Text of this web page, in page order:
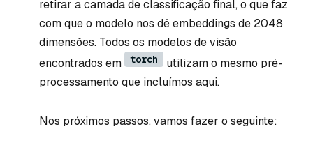
retirar a camada de classificação final, o que faz
com que o modelo nos dê embeddings de 2048
dimensões. Todos os modelos de visão
encontrados em
torch
utilizam o mesmo pré-
processamento que incluímos aqui.
Nos próximos passos, vamos fazer o seguinte: